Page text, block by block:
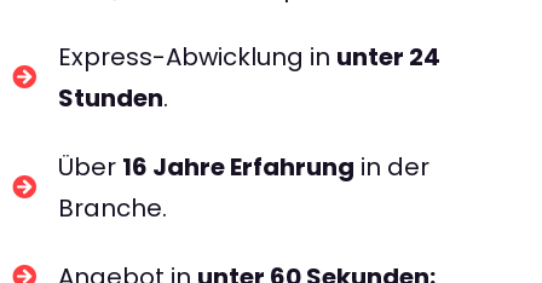
Express-Abwicklung in unter 24
Stunden.
Über 16 Jahre Erfahrung in der
Branche.